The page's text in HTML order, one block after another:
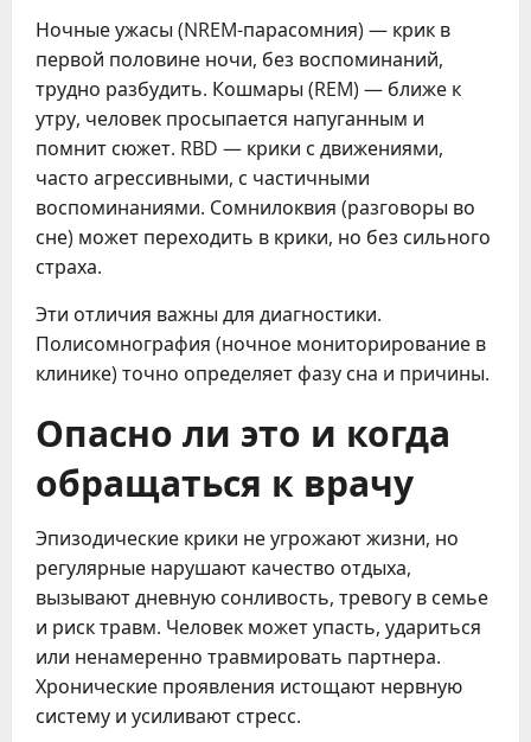
Ночные ужасы (NREM-парасомния) — крик в
первой половине ночи, без воспоминаний,
трудно разбудить. Кошмары (REM) — ближе к
утру, человек просыпается напуганным и
помнит сюжет. RBD — крики с движениями,
часто агрессивными, с частичными
воспоминаниями. Сомнилоквия (разговоры во
сне) может переходить в крики, но без сильного
страха.
Эти отличия важны для диагностики.
Полисомнография (ночное мониторирование в
клинике) точно определяет фазу сна и причины.
Опасно ли это и когда
обращаться к врачу
Эпизодические крики не угрожают жизни, но
регулярные нарушают качество отдыха,
вызывают дневную сонливость, тревогу в семье
и риск травм. Человек может упасть, удариться
или ненамеренно травмировать партнера.
Хронические проявления истощают нервную
систему и усиливают стресс.